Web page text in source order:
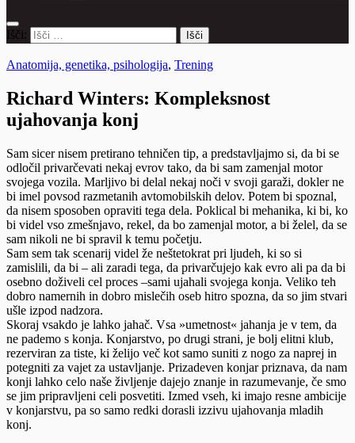
Išči:
Anatomija, genetika, psihologija, Trening
Richard Winters: Kompleksnost
ujahovanja konj
Sam sicer nisem pretirano tehničen tip, a predstavljajmo si, da bi se
odločil privarčevati nekaj evrov tako, da bi sam zamenjal motor
svojega vozila. Marljivo bi delal nekaj noči v svoji garaži, dokler ne
bi imel povsod razmetanih avtomobilskih delov. Potem bi spoznal,
da nisem sposoben opraviti tega dela. Poklical bi mehanika, ki bi, ko
bi videl vso zmešnjavo, rekel, da bo zamenjal motor, a bi želel, da se
sam nikoli ne bi spravil k temu početju.
Sam sem tak scenarij videl že neštetokrat pri ljudeh, ki so si
zamislili, da bi – ali zaradi tega, da privarčujejo kak evro ali pa da bi
osebno doživeli cel proces –sami ujahali svojega konja. Veliko teh
dobro namernih in dobro mislečih oseb hitro spozna, da so jim stvari
ušle izpod nadzora.
Skoraj vsakdo je lahko jahač. Vsa »umetnost« jahanja je v tem, da
ne pademo s konja. Konjarstvo, po drugi strani, je bolj elitni klub,
rezerviran za tiste, ki želijo več kot samo suniti z nogo za naprej in
potegniti za vajet za ustavljanje. Prizadeven konjar priznava, da nam
konji lahko celo naše življenje dajejo znanje in razumevanje, če smo
se jim pripravljeni celi posvetiti. Izmed vseh, ki imajo resne ambicije
v konjarstvu, pa so samo redki dorasli izzivu ujahovanja mladih
konj.